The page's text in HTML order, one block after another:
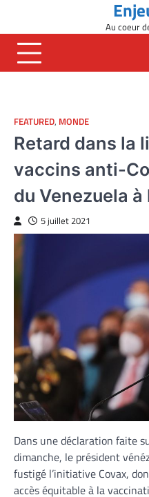
content
Au coeur
FEATURED, MONDE
Retard dans la
vaccins anti-
du Venezuela à
5 juillet 2021
Dans une déclaration faite
dimanche, le président
fustigé l’initiative Covax,
accès équitable à la